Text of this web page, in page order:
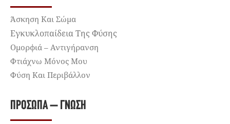
Άσκηση Και Σώμα
Εγκυκλοπαίδεια Της Φύσης
Ομορφιά – Αντιγήρανση
Φτιάχνω Μόνος Μου
Φύση Και Περιβάλλον
ΠΡΌΣΩΠΑ – ΓΝΏΣΗ